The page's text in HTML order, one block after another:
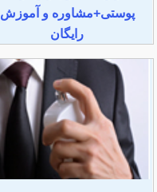
پوستی+مشاوره و آموزش
رایگان